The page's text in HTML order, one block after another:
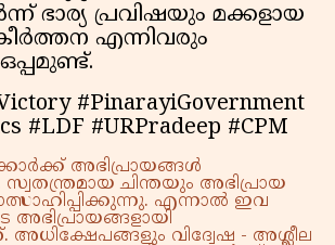
ഭാര്യ പ്രവിഷയും മക്കളായ
എന്നിവരും
ഒപ്പമുണ്ട്.
#PinarayiGovernment
#LDF #URPradeep #CPM
അഭിപ്രായങ്ങൾ
സ്വതന്ത്രമായ ചിന്തയും അഭിപ്രായ
എന്നാൽ ഇവ
വിദ്വേഷ - അശ്ലീല